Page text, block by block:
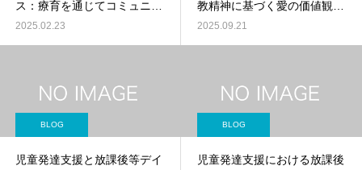
ス：療育を通じてコミュニケ
ーション能力と集団生活への
2025.02.23
教精神に基づく愛の価値観と
無限の可能性を育む
2025.09.21
BLOG
児童発達支援と放課後等デイ
BLOG
児童発達支援における放課後